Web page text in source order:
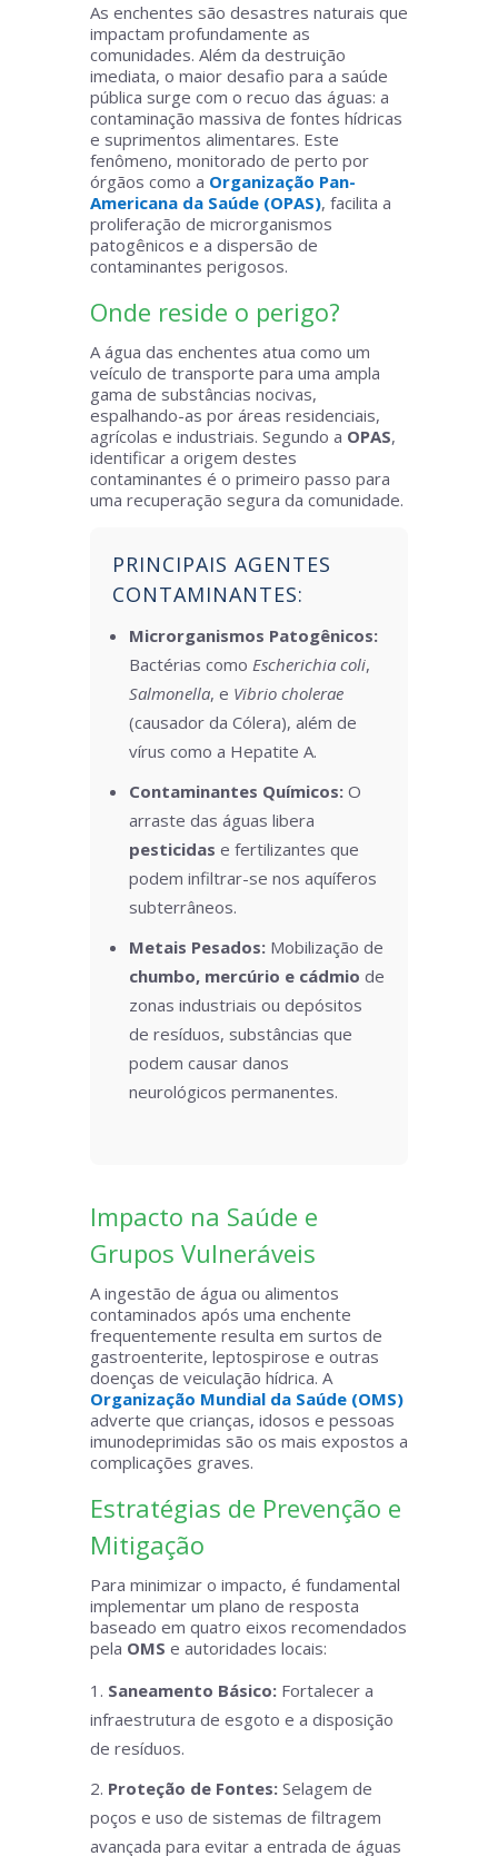
As enchentes são desastres naturais que
impactam profundamente as
comunidades. Além da destruição
imediata, o maior desafio para a saúde
pública surge com o recuo das águas: a
contaminação massiva de fontes hídricas
e suprimentos alimentares. Este
fenômeno, monitorado de perto por
órgãos como a Organização Pan-
Americana da Saúde (OPAS), facilita a
proliferação de microrganismos
patogênicos e a dispersão de
contaminantes perigosos.
Onde reside o perigo?
A água das enchentes atua como um
veículo de transporte para uma ampla
gama de substâncias nocivas,
espalhando-as por áreas residenciais,
agrícolas e industriais. Segundo a OPAS,
identificar a origem destes
contaminantes é o primeiro passo para
uma recuperação segura da comunidade.
PRINCIPAIS AGENTES
CONTAMINANTES:
Microrganismos Patogênicos:
Bactérias como Escherichia coli,
Salmonella, e Vibrio cholerae
(causador da Cólera), além de
vírus como a Hepatite A.
Contaminantes Químicos:O
arraste das águas libera
pesticidas e fertilizantes que
podem infiltrar-se nos aquíferos
subterrâneos.
Metais Pesados:Mobilização de
chumbo, mercúrio e cádmio de
zonas industriais ou depósitos
de resíduos, substâncias que
podem causar danos
neurológicos permanentes.
Impacto na Saúde e
Grupos Vulneráveis
A ingestão de água ou alimentos
contaminados após uma enchente
frequentemente resulta em surtos de
gastroenterite, leptospirose e outras
doenças de veiculação hídrica. A
Organização Mundial da Saúde (OMS)
adverte que crianças, idosos e pessoas
imunodeprimidas são os mais expostos a
complicações graves.
Estratégias de Prevenção e
Mitigação
Para minimizar o impacto, é fundamental
implementar um plano de resposta
baseado em quatro eixos recomendados
pela OMS e autoridades locais:
Saneamento Básico:Fortalecer a
infraestrutura de esgoto e a disposição
de resíduos.
Proteção de Fontes:Selagem de
poços e uso de sistemas de filtragem
avançada para evitar a entrada de águas